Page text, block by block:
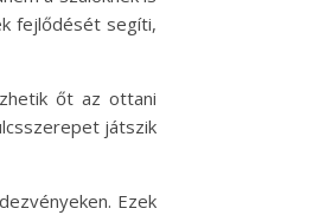
fejlődését segíti,
őt az ottani
játszik
Ezek